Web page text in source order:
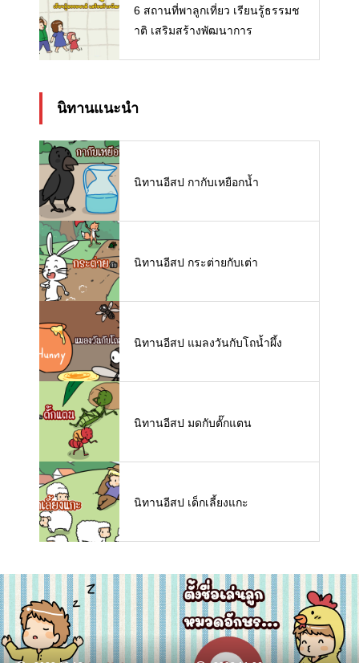
6 สถานที่พาลูกเที่ยว เรียนรู้ธรรมช
าติ เสริมสร้างพัฒนาการ
นิทานแนะนำ
นิทานอีสป กากับเหยือกน้ำ
นิทานอีสป กระต่ายกับเต่า
นิทานอีสป แมลงวันกับโถน้ำผึ้ง
นิทานอีสป มดกับตั๊กแตน
นิทานอีสป เด็กเลี้ยงแกะ